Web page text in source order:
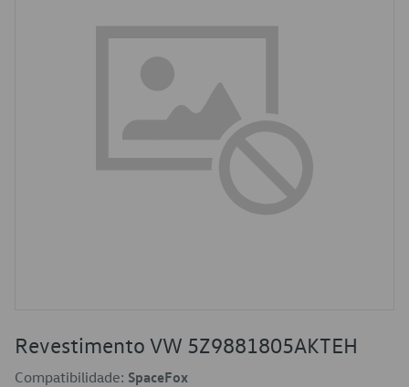
Revestimento VW 5Z9881805AKTEH
Compatibilidade: SpaceFox